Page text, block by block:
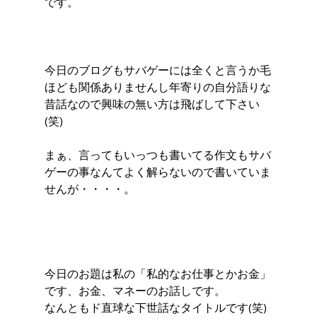
今日のブログもサバゲーには全くと言うか毛
ほども関係ありませんし年寄りの自分語りな
昔話なので興味の無い方は飛ばして下さい
(笑)
まぁ、言ってもいっつも書いてる作文もサバ
ゲーの事なんてよく解らないので書いていま
せんが・・・・。
今日のお題は私の「私的なお仕事とかお金」
です、お金、マネーのお話しです。
なんともド直球な下世話なタイトルです(笑)